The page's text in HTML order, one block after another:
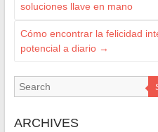
soluciones llave en mano
Cómo encontrar la felicidad
potencial a diario →
ARCHIVES